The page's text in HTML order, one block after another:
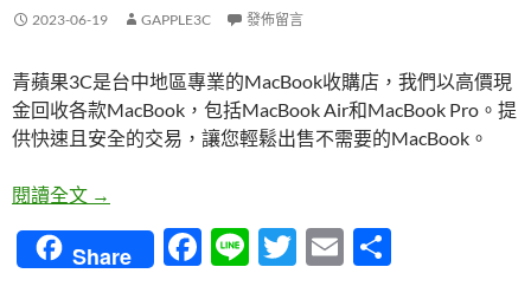
2023-06-19 GAPPLE3C 發佈留言
青蘋果3C是台中地區專業的MacBook收購店，我們以高價現
金回收各款MacBook，包括MacBook Air和MacBook Pro。提
供快速且安全的交易，讓您輕鬆出售不需要的MacBook。
閱讀全文 台中MacBook收購店-青蘋果3C｜現金高價回收
→
Share
F
Li
T
E